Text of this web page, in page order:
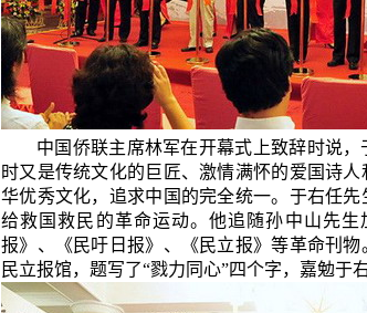
中国侨联主席林军在开幕式上致辞时说，
时又是传统文化的巨匠、激情满怀的爱国诗
华优秀文化，追求中国的完全统一。 于右任先
给救国救民的革命运动。他追随孙中山先生
报》、《民吁日报》、《民立报》等革命刊
民立报馆，题写了“戮力同心”四个字，嘉勉于